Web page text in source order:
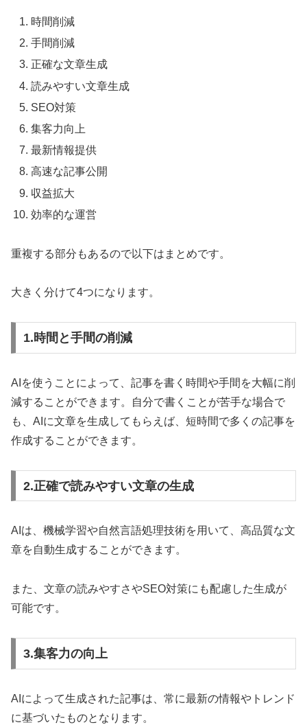
時間削減
手間削減
正確な文章生成
読みやすい文章生成
SEO対策
集客力向上
最新情報提供
高速な記事公開
収益拡大
効率的な運営
重複する部分もあるので以下はまとめです。
大きく分けて4つになります。
1.時間と手間の削減
AIを使うことによって、記事を書く時間や手間を大幅に削
減することができます。自分で書くことが苦手な場合で
も、AIに文章を生成してもらえば、短時間で多くの記事を
作成することができます。
2.正確で読みやすい文章の生成
AIは、機械学習や自然言語処理技術を用いて、高品質な文
章を自動生成することができます。
また、文章の読みやすさやSEO対策にも配慮した生成が
可能です。
3.集客力の向上
AIによって生成された記事は、常に最新の情報やトレンド
に基づいたものとなります。